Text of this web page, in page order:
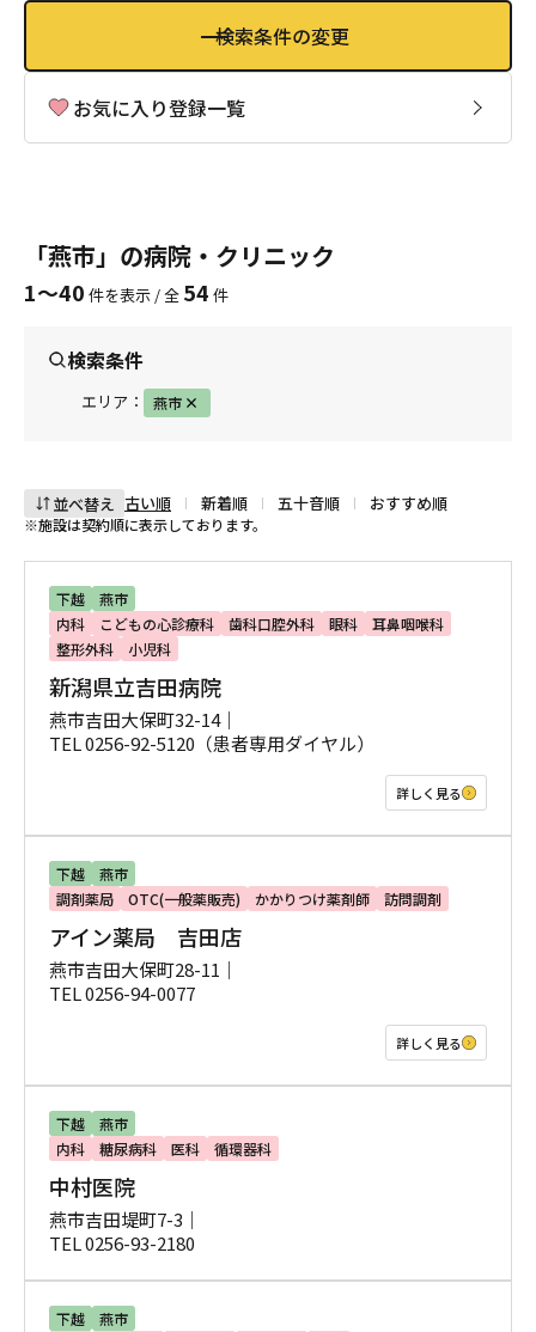
検索条件の変更
お気に入り登録一覧
「燕市」の病院・クリニック
1〜40 件を表示 / 全 54 件
検索条件
エリア： 燕市
※施設は契約順に表示しております。
並べ替え 古い順 新着順 五十音順 おすすめ順
下越
燕市
内科
こどもの心診療科 歯科口腔外科 眼科
耳鼻咽喉科
整形外科
小児科
新潟県立吉田病院
燕市吉田大保町32-14｜
TEL 0256-92-5120（患者専用ダイヤル）
詳しく見る
下越
燕市
調剤薬局
OTC(一般薬販売) かかりつけ薬剤師 訪問調剤
アイン薬局 吉田店
燕市吉田大保町28-11｜
TEL 0256-94-0077
詳しく見る
下越
燕市
内科
糖尿病科 医科 循環器科
中村医院
燕市吉田堤町7-3｜
TEL 0256-93-2180
下越
燕市